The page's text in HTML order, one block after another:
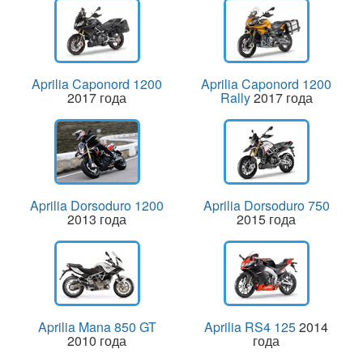
Aprilia Caponord 1200
2017 года
Aprilia Caponord 1200
Rally2017 года
Aprilia Dorsoduro 1200
2013 года
Aprilia Dorsoduro 750
2015 года
Aprilia Mana 850 GT
2010 года
Aprilia RS4 1252014
года